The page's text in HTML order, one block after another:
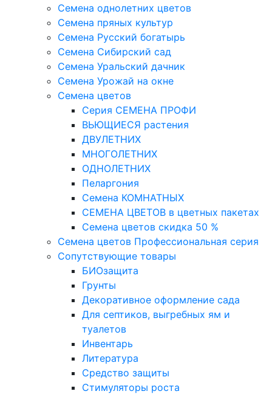
Семена однолетних цветов
Семена пряных культур
Семена Русский богатырь
Семена Сибирский сад
Семена Уральский дачник
Семена Урожай на окне
Семена цветов
Cерия CЕМЕНА ПРОФИ
ВЬЮЩИЕСЯ растения
ДВУЛЕТНИХ
МНОГОЛЕТНИХ
ОДНОЛЕТНИХ
Пеларгония
Семена КОМНАТНЫХ
СЕМЕНА ЦВЕТОВ в цветных пакетах
Семена цветов скидка 50 %
Семена цветов Профессиональная серия
Сопутствующие товары
БИОзащита
Грунты
Декоративное оформление сада
Для септиков, выгребных ям и
туалетов
Инвентарь
Литература
Средство защиты
Стимуляторы роста